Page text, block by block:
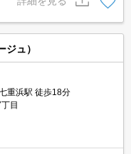
いただきます。
ュ）
重浜駅 徒歩18分
目